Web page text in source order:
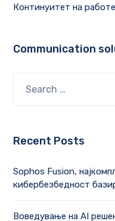
Континуитет на
Communication
Recent Posts
Sophos Fusion,
кибербезбедност
Воведување на AI